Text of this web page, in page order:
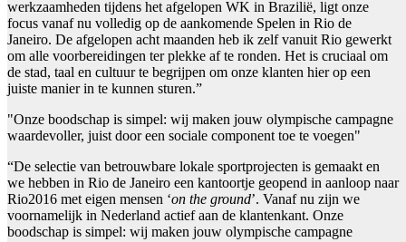
werkzaamheden tijdens het afgelopen WK in Brazilië, ligt onze
focus vanaf nu volledig op de aankomende Spelen in Rio de
Janeiro. De afgelopen acht maanden heb ik zelf vanuit Rio gewerkt
om alle voorbereidingen ter plekke af te ronden. Het is cruciaal om
de stad, taal en cultuur te begrijpen om onze klanten hier op een
juiste manier in te kunnen sturen.”
"Onze boodschap is simpel: wij maken jouw olympische campagne
waardevoller, juist door een sociale component toe te voegen"
“De selectie van betrouwbare lokale sportprojecten is gemaakt en
we hebben in Rio de Janeiro een kantoortje geopend in aanloop naar
Rio2016 met eigen mensen ‘on the ground’. Vanaf nu zijn we
voornamelijk in Nederland actief aan de klantenkant. Onze
boodschap is simpel: wij maken jouw olympische campagne